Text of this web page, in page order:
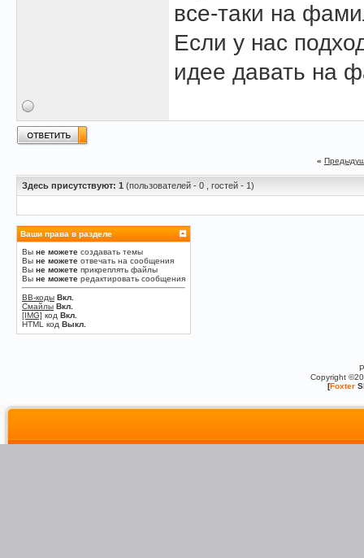
все-таки на
Если у нас
идее давать на
«
Здесь присутствуют: 1 (пользователей - 0 , гостей - 1)
Ваши права в разделе
Вы не можете создавать темы
Вы не можете отвечать на сообщения
Вы не можете прикреплять файлы
Вы не можете редактировать сообщения
BB-коды Вкл.
Смайлы Вкл.
[IMG] код Вкл.
HTML код Выкл.
Copyright
[Foxter